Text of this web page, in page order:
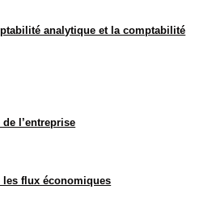
analytique et la comptabilité
l’entreprise
flux économiques